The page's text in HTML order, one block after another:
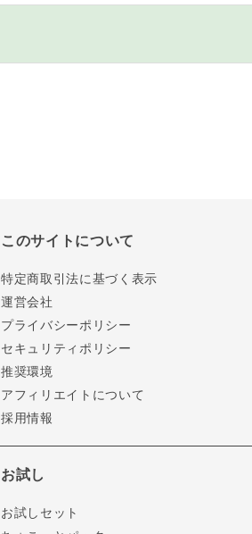
このサイトについて
特定商取引法に基づく表示
運営会社
プライバシーポリシー
セキュリティポリシー
推奨環境
アフィリエイトについて
採用情報
お試し
お試しセット